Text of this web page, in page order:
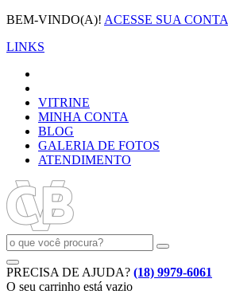
BEM-VINDO(A)! ACESSE SUA CONTA
LINKS
VITRINE
MINHA CONTA
BLOG
GALERIA DE FOTOS
ATENDIMENTO
PRECISA DE AJUDA? (18) 9979-6061
O seu carrinho está vazio